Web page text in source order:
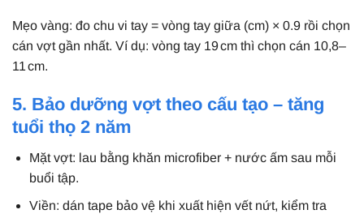
Mẹo vàng: đo chu vi tay = vòng tay giữa (cm) × 0.9 rồi chọn
cán vợt gần nhất. Ví dụ: vòng tay 19 cm thì chọn cán 10,8–
11 cm.
5. Bảo dưỡng vợt theo cấu tạo – tăng
tuổi thọ 2 năm
Mặt vợt: lau bằng khăn microfiber + nước ấm sau mỗi
buổi tập.
Viền: dán tape bảo vệ khi xuất hiện vết nứt, kiểm tra